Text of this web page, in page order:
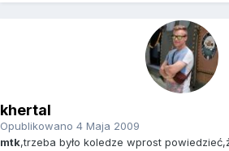
khertal
Opublikowano 4 Maja 2009
mtk,trzeba było koledze wprost